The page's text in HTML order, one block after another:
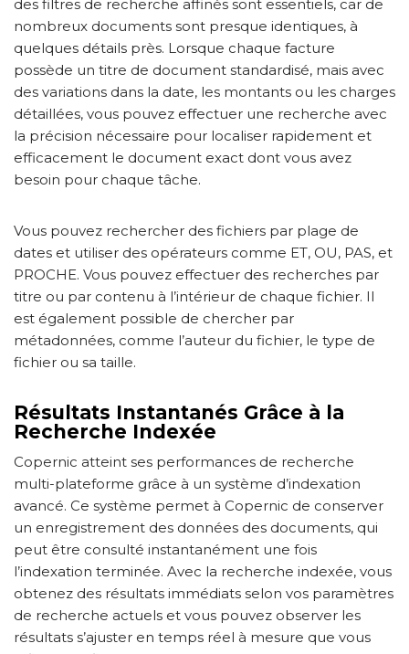
des filtres de recherche affinés sont essentiels, car de
nombreux documents sont presque identiques, à
quelques détails près. Lorsque chaque facture
possède un titre de document standardisé, mais avec
des variations dans la date, les montants ou les charges
détaillées, vous pouvez effectuer une recherche avec
la précision nécessaire pour localiser rapidement et
efficacement le document exact dont vous avez
besoin pour chaque tâche.
Vous pouvez rechercher des fichiers par plage de
dates et utiliser des opérateurs comme ET, OU, PAS, et
PROCHE. Vous pouvez effectuer des recherches par
titre ou par contenu à l’intérieur de chaque fichier. Il
est également possible de chercher par
métadonnées, comme l’auteur du fichier, le type de
fichier ou sa taille.
Résultats Instantanés Grâce à la
Recherche Indexée
Copernic atteint ses performances de recherche
multi-plateforme grâce à un système d’indexation
avancé. Ce système permet à Copernic de conserver
un enregistrement des données des documents, qui
peut être consulté instantanément une fois
l’indexation terminée. Avec la recherche indexée, vous
obtenez des résultats immédiats selon vos paramètres
de recherche actuels et vous pouvez observer les
résultats s’ajuster en temps réel à mesure que vous